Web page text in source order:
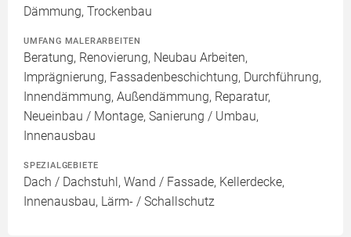
Dämmung, Trockenbau
UMFANG MALERARBEITEN
Beratung, Renovierung, Neubau Arbeiten,
Imprägnierung, Fassadenbeschichtung, Durchführung,
Innendämmung, Außendämmung, Reparatur,
Neueinbau / Montage, Sanierung / Umbau,
Innenausbau
SPEZIALGEBIETE
Dach / Dachstuhl, Wand / Fassade, Kellerdecke,
Innenausbau, Lärm- / Schallschutz